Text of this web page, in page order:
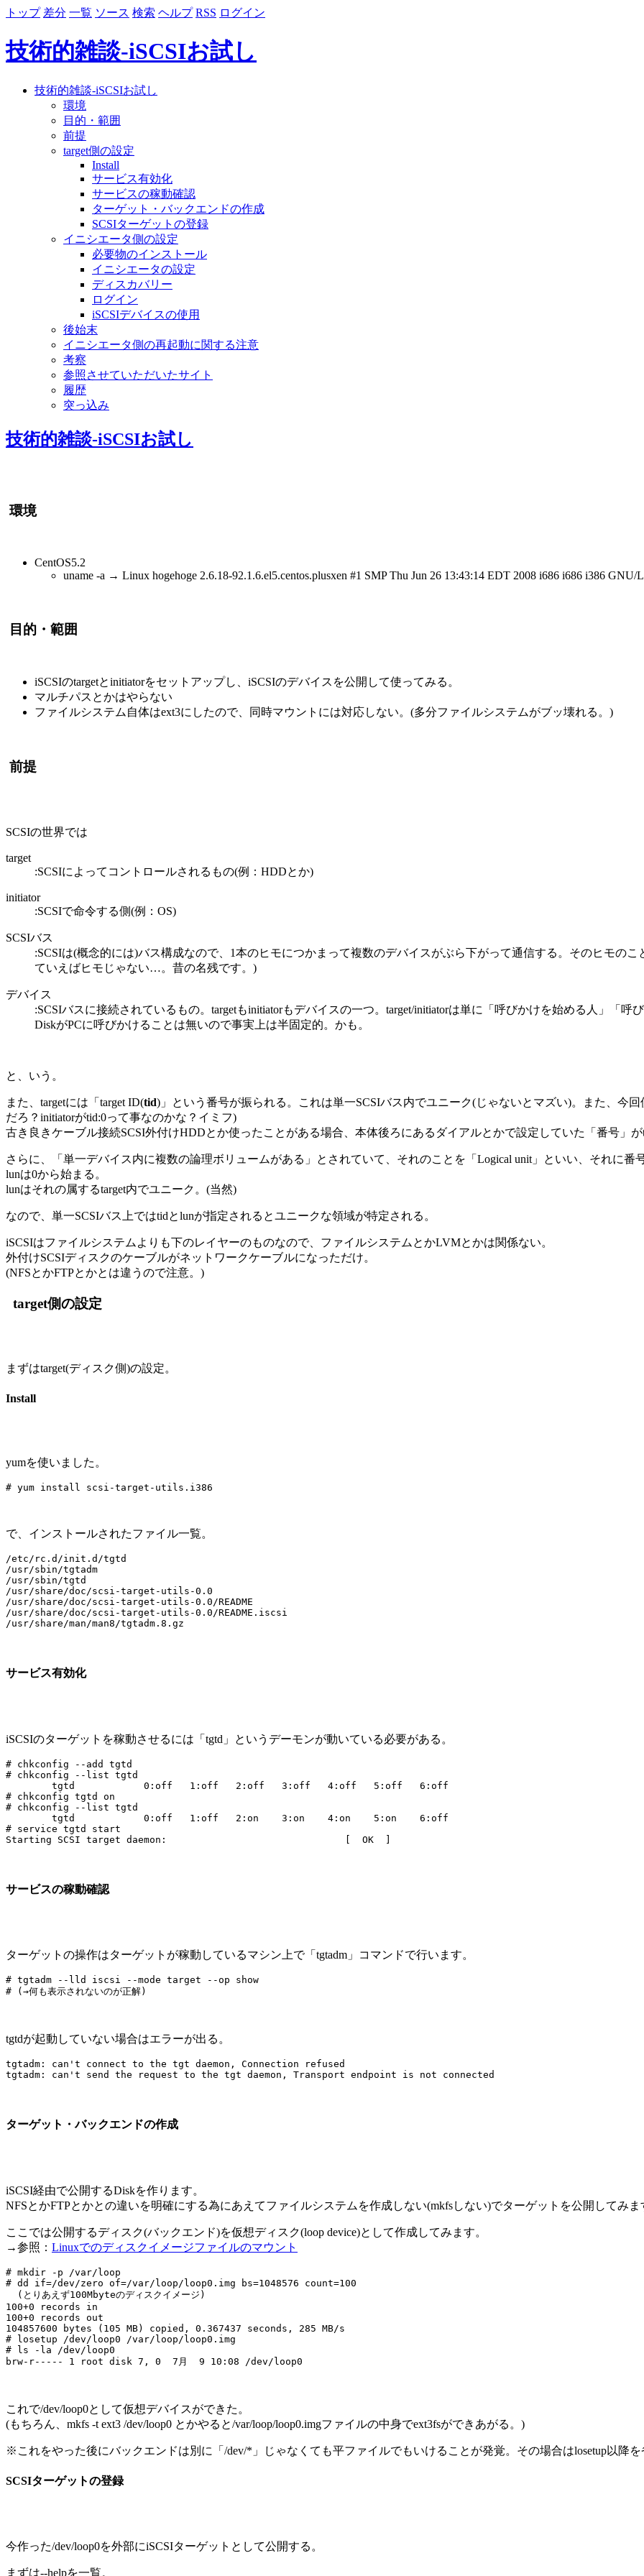
トップ 差分 一覧 ソース 検索 ヘルプ RSS ログイン
技術的雑談-iSCSIお試し
技術的雑談-iSCSIお試し
環境
目的・範囲
前提
target側の設定
Install
サービス有効化
サービスの稼動確認
ターゲット・バックエンドの作成
SCSIターゲットの登録
イニシエータ側の設定
必要物のインストール
イニシエータの設定
ディスカバリー
ログイン
iSCSIデバイスの使用
後始末
イニシエータ側の再起動に関する注意
考察
参照させていただいたサイト
履歴
突っ込み
技術的雑談-iSCSIお試し
環境
CentOS5.2
uname -a → Linux hogehoge 2.6.18-92.1.6.el5.centos.plusxen #1 SMP Thu Jun 26 13:43:14 EDT 2008 i686 i686 i386 GNU/
目的・範囲
iSCSIのtargetとinitiatorをセットアップし、iSCSIのデバイスを公開して使ってみる。
マルチパスとかはやらない
ファイルシステム自体はext3にしたので、同時マウントには対応しない。(多分ファイルシステムがブッ壊れる。)
前提
SCSIの世界では
target
:SCSIによってコントロールされるもの(例：HDDとか)
initiator
:SCSIで命令する側(例：OS)
SCSIバス
:SCSIは(概念的には)バス構成なので、1本のヒモにつかまって複数のデバイスがぶら下がって通信する。そのヒモの
ていえばヒモじゃない…。昔の名残です。)
デバイス
:SCSIバスに接続されているもの。targetもinitiatorもデバイスの一つ。target/initiatorは単に「呼びかけを始める人」「
DiskがPCに呼びかけることは無いので事実上は半固定的。かも。
と、いう。
また、targetには「target ID(tid)」という番号が振られる。これは単一SCSIバス内でユニーク(じゃないとマズい)。また、今
だろ？initiatorがtid:0って事なのかな？イミフ)
古き良きケーブル接続SCSI外付けHDDとか使ったことがある場合、本体後ろにあるダイアルとかで設定していた「番号」が
さらに、「単一デバイス内に複数の論理ボリュームがある」とされていて、それのことを「Logical unit」といい、それに番
lunは0から始まる。
lunはそれの属するtarget内でユニーク。(当然)
なので、単一SCSIバス上ではtidとlunが指定されるとユニークな領域が特定される。
iSCSIはファイルシステムよりも下のレイヤーのものなので、ファイルシステムとかLVMとかは関係ない。
外付けSCSIディスクのケーブルがネットワークケーブルになっただけ。
(NFSとかFTPとかとは違うので注意。)
target側の設定
まずはtarget(ディスク側)の設定。
Install
yumを使いました。
で、インストールされたファイル一覧。
/etc/rc.d/init.d/tgtd
/usr/sbin/tgtadm
/usr/sbin/tgtd
/usr/share/doc/scsi-target-utils-0.0
/usr/share/doc/scsi-target-utils-0.0/README
/usr/share/doc/scsi-target-utils-0.0/README.iscsi
サービス有効化
iSCSIのターゲットを稼動させるには「tgtd」というデーモンが動いている必要がある。
# chkconfig --add tgtd
# chkconfig --list tgtd
# chkconfig tgtd on
# chkconfig --list tgtd
# service tgtd start
サービスの稼動確認
ターゲットの操作はターゲットが稼動しているマシン上で「tgtadm」コマンドで行います。
# tgtadm --lld iscsi --mode target --op show
tgtdが起動していない場合はエラーが出る。
tgtadm: can't connect to the tgt daemon, Connection refused
ターゲット・バックエンドの作成
iSCSI経由で公開するDiskを作ります。
NFSとかFTPとかとの違いを明確にする為にあえてファイルシステムを作成しない(mkfsしない)でターゲットを公開してみま
ここでは公開するディスク(バックエンド)を仮想ディスク(loop device)として作成してみます。
→参照： Linuxでのディスクイメージファイルのマウント
# mkdir -p /var/loop
# dd if=/dev/zero of=/var/loop/loop0.img bs=1048576 count=100
  (とりあえず100Mbyteのディスクイメージ)
100+0 records in
100+0 records out
104857600 bytes (105 MB) copied, 0.367437 seconds, 285 MB/s
# losetup /dev/loop0 /var/loop/loop0.img
# ls -la /dev/loop0
これで/dev/loop0として仮想デバイスができた。
(もちろん、mkfs -t ext3 /dev/loop0 とかやると/var/loop/loop0.imgファイルの中身でext3fsができあがる。)
※これをやった後にバックエンドは別に「/dev/*」じゃなくても平ファイルでもいけることが発覚。その場合はlosetup以降を
SCSIターゲットの登録
今作った/dev/loop0を外部にiSCSIターゲットとして公開する。
まずは--helpを一覧。